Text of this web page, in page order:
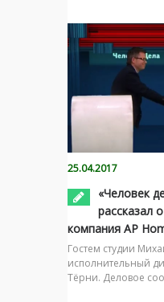
25.04.2017
«Человек
рассказал
компания AP
Гостем студии
исполнительный
Тёрни. Деловое